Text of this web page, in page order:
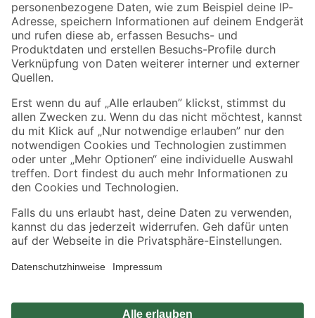
Zahlungsarten Versandarten
Sicher einkaufen
Jetzt die toom-App herunterladen
Alle Preisangaben in EUR inkl. gesetzl. MwSt.. Die dargestellten Angebote sind unter
Umständen nicht in allen Märkten verfügbar. Die angegebenen Verfügbarkeiten beziehen
Produkte nur solange der Vorrat reicht.
*Paketversand ab 59 € versandkostenfrei, gilt nicht für Artikel mit Speditionsversand, hier
Privatsphäre Impressum